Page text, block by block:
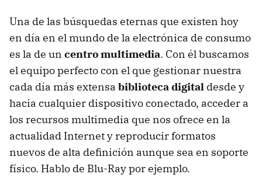
Una de las búsquedas eternas que existen hoy
en día en el mundo de la electrónica de consumo
es la de un centro multimedia. Con él buscamos
el equipo perfecto con el que gestionar nuestra
cada día más extensa biblioteca digital desde y
hacia cualquier dispositivo conectado, acceder a
los recursos multimedia que nos ofrece en la
actualidad Internet y reproducir formatos
nuevos de alta definición aunque sea en soporte
físico. Hablo de Blu-Ray por ejemplo.